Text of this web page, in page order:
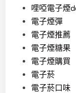
哩啞電子煙
電子煙彈
電子煙推薦
電子煙糖果
電子煙購買
電子菸
電子菸口味